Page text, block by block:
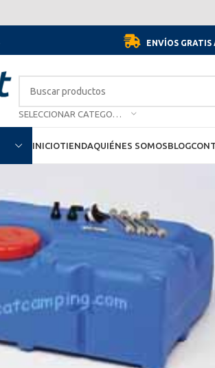
Por motivo de las vacaciones, del día
ENVÍOS GRATIS
INICIOTIENDAQUIÉNES SOMOSBLOG